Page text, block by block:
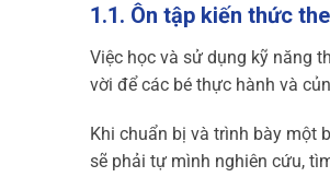
1.1. Ôn tập kiến thức
Việc học và sử dụng kỹ năng
vời để các bé thực hành và
Khi chuẩn bị và trình bày một
sẽ phải tự mình nghiên cứu,